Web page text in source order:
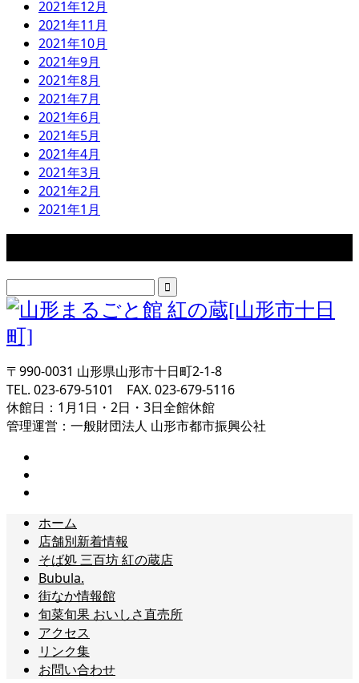
2021年12月
2021年11月
2021年10月
2021年9月
2021年8月
2021年7月
2021年6月
2021年5月
2021年4月
2021年3月
2021年2月
2021年1月
〒990-0031 山形県山形市十日町2-1-8
TEL. 023-679-5101 FAX. 023-679-5116
休館日：1月1日・2日・3日全館休館
管理運営：一般財団法人 山形市都市振興公社
ホーム
店舗別新着情報
そば処 三百坊 紅の蔵店
Bubula.
街なか情報館
旬菜旬果 おいしさ直売所
アクセス
リンク集
お問い合わせ